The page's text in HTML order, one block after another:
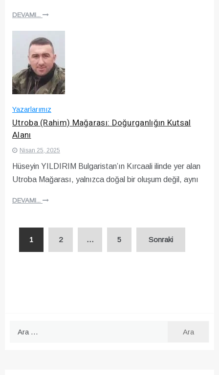
DEVAMI...
Yazarlarımız
Utroba (Rahim) Mağarası: Doğurganlığın Kutsal
Alanı
Nisan 25, 2025
Hüseyin YILDIRIM Bulgaristan’ın Kırcaali ilinde yer alan
Utroba Mağarası, yalnızca doğal bir oluşum değil, aynı
DEVAMI...
1 2 … 5 Sonraki